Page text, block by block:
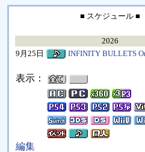
■ スケジュール ■
2026
9月25日
INFINITY BULLETS
表示：
編集